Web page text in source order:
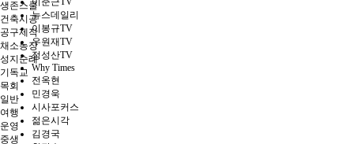
생존스쿨
건축시공
공구제작
채소농장
성지순례
기독교
목회
일반
여행
운영
중생
뉴스데일리
이봉규TV
우원재TV
정성산TV
Why Times
전옥현
민경욱
시사포커스
젊은시각
김경국